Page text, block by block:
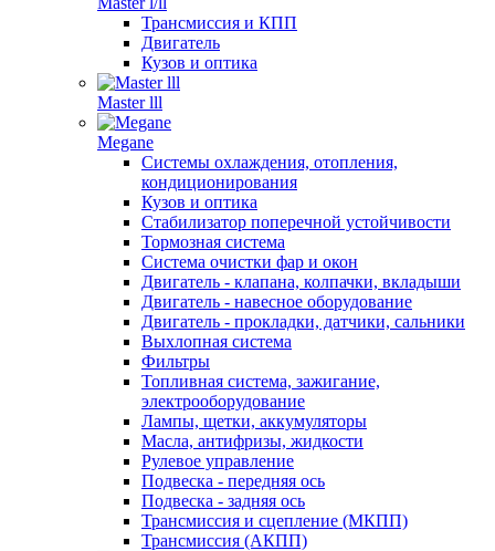
Трансмиссия и КПП
Двигатель
Кузов и оптика
Master lll
Megane
Системы охлаждения, отопления,
кондиционирования
Кузов и оптика
Стабилизатор поперечной устойчивости
Тормозная система
Система очистки фар и окон
Двигатель - клапана, колпачки, вкладыши
Двигатель - навесное оборудование
Двигатель - прокладки, датчики, сальники
Выхлопная система
Фильтры
Топливная система, зажигание,
электрооборудование
Лампы, щетки, аккумуляторы
Масла, антифризы, жидкости
Рулевое управление
Подвеска - передняя ось
Подвеска - задняя ось
Трансмиссия и сцепление (МКПП)
Трансмиссия (АКПП)